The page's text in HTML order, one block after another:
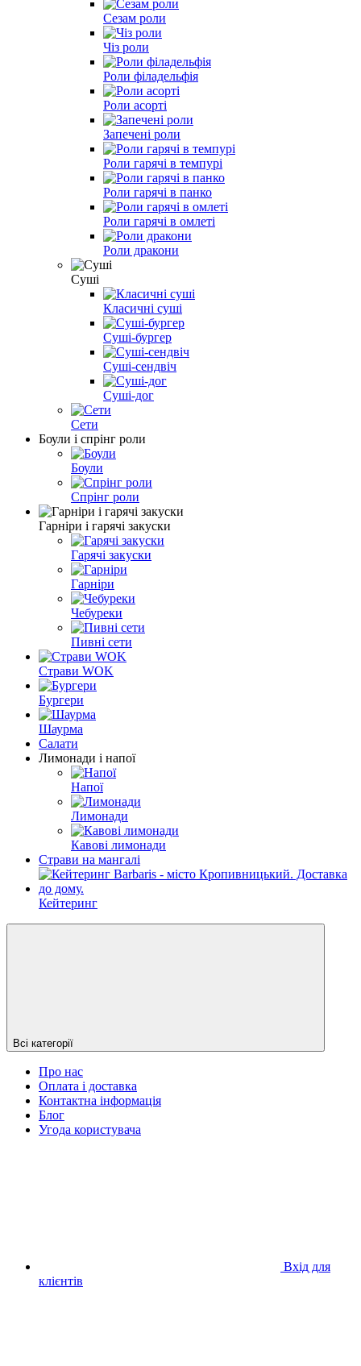
Сезам роли
Чіз роли
Роли філадельфія
Роли асорті
Запечені роли
Роли гарячі в темпурі
Роли гарячі в панко
Роли гарячі в омлеті
Роли дракони
Суші
Класичні суші
Суші-бургер
Суші-сендвіч
Суші-дог
Сети
Боули і спрінг роли
Боули
Спрінг роли
Гарніри і гарячі закуски
Гарячі закуски
Гарніри
Чебуреки
Пивні сети
Страви WOK
Бургери
Шаурма
Салати
Лимонади і напої
Напої
Лимонади
Кавові лимонади
Страви на мангалі
Кейтеринг
Всі категорії
Про нас
Оплата і доставка
Контактна інформація
Блог
Угода користувача
Вхід для
клієнтів